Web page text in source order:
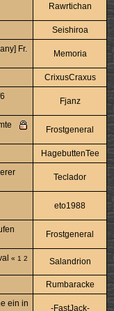
Rawrtichan
Seishiroa
Fr.
Memoria
CrixusCraxus
Fjanz
Frostgeneral
HagebuttenTee
Teclador
eto1988
Frostgeneral
« 1 2
Salandrion
Rumbaracke
ein in
-FastJack-